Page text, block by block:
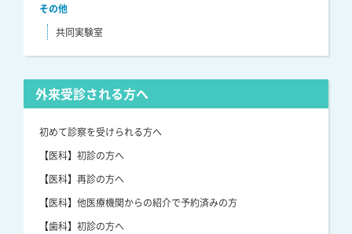
その他
共同実験室
外来受診される方へ
初めて診察を受けられる方へ
【医科】初診の方へ
【医科】再診の方へ
【医科】他医療機関からの紹介で予約済みの方
【歯科】初診の方へ